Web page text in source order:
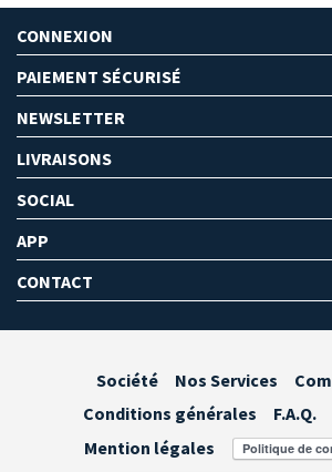
CONNEXION
PAIEMENT SÉCURISÉ
NEWSLETTER
LIVRAISONS
SOCIAL
APP
CONTACT
Société Nos Services
Conditions générales
F.A.Q.
Mention légales